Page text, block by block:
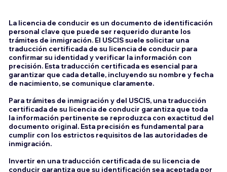
La licencia de conducir es un documento de identificación
personal clave que puede ser requerido durante los
trámites de inmigración. El USCIS suele solicitar una
traducción certificada de su licencia de conducir para
confirmar su identidad y verificar la información con
precisión. Esta traducción certificada es esencial para
garantizar que cada detalle, incluyendo su nombre y fecha
de nacimiento, se comunique claramente.
Para trámites de inmigración y del USCIS, una traducción
certificada de su licencia de conducir garantiza que toda
la información pertinente se reproduzca con exactitud del
documento original. Esta precisión es fundamental para
cumplir con los estrictos requisitos de las autoridades de
inmigración.
Invertir en una traducción certificada de su licencia de
conducir garantiza que su identificación sea aceptada por